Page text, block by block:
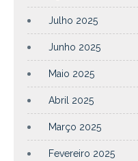
Julho 2025
Junho 2025
Maio 2025
Abril 2025
Março 2025
Fevereiro 2025